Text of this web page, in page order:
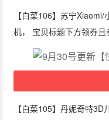
【白菜106】苏宁
机， 宝贝标题下方领券
【白菜105】丹妮奇特